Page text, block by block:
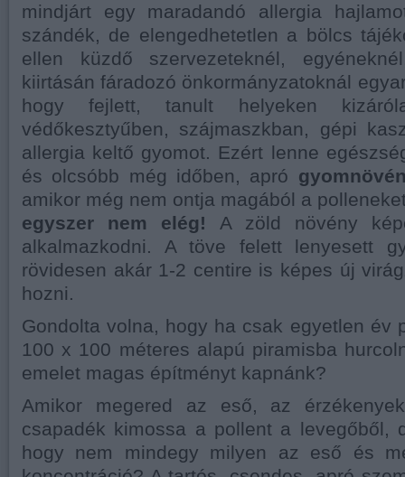
mindjárt egy maradandó allergia
szándék, de elengedhetetlen a bölcs
ellen küzdő szervezeteknél,
kiirtásán fáradozó önkormányzatoknál
hogy fejlett, tanult helyeken
védőkesztyűben, szájmaszkban, gépi
allergia keltő gyomot. Ezért lenne
és olcsóbb még időben, apró
amikor még nem ontja magából a
egyszer nem elég!
A zöld növény
alkalmazkodni. A töve felett lenyesett
rövidesen akár 1-2 centire is képes új
hozni.
Gondolta volna, hogy ha csak egyetlen év
100 x 100 méteres alapú piramisba
emelet magas építményt kapnánk?
Amikor megered az eső, az
csapadék kimossa a pollent a levegőből,
hogy nem mindegy milyen az eső és